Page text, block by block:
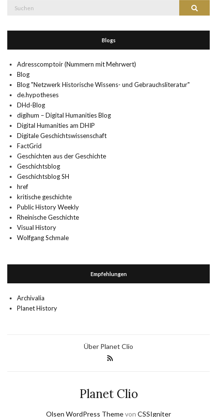
Suchen
Blogs
Adresscomptoir (Nummern mit Mehrwert)
Blog
Blog "Netzwerk Historische Wissens- und Gebrauchsliteratur"
de.hypotheses
DHd-Blog
digihum – Digital Humanities Blog
Digital Humanities am DHIP
Digitale Geschichtswissenschaft
FactGrid
Geschichten aus der Geschichte
Geschichtsblog
Geschichtsblog SH
href
kritische geschichte
Public History Weekly
Rheinische Geschichte
Visual History
Wolfgang Schmale
Empfehlungen
Archivalia
Planet History
Über Planet Clio
Planet Clio
Olsen WordPress Themevon CSSIgniter